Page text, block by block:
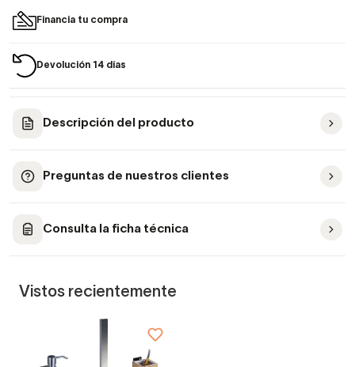
Financia tu compra
Devolución 14 días
Descripción del producto
Preguntas de nuestros clientes
Consulta la ficha técnica
Vistos recientemente